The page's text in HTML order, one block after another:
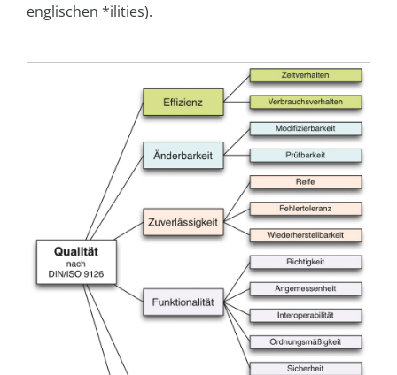
englischen *ilities).